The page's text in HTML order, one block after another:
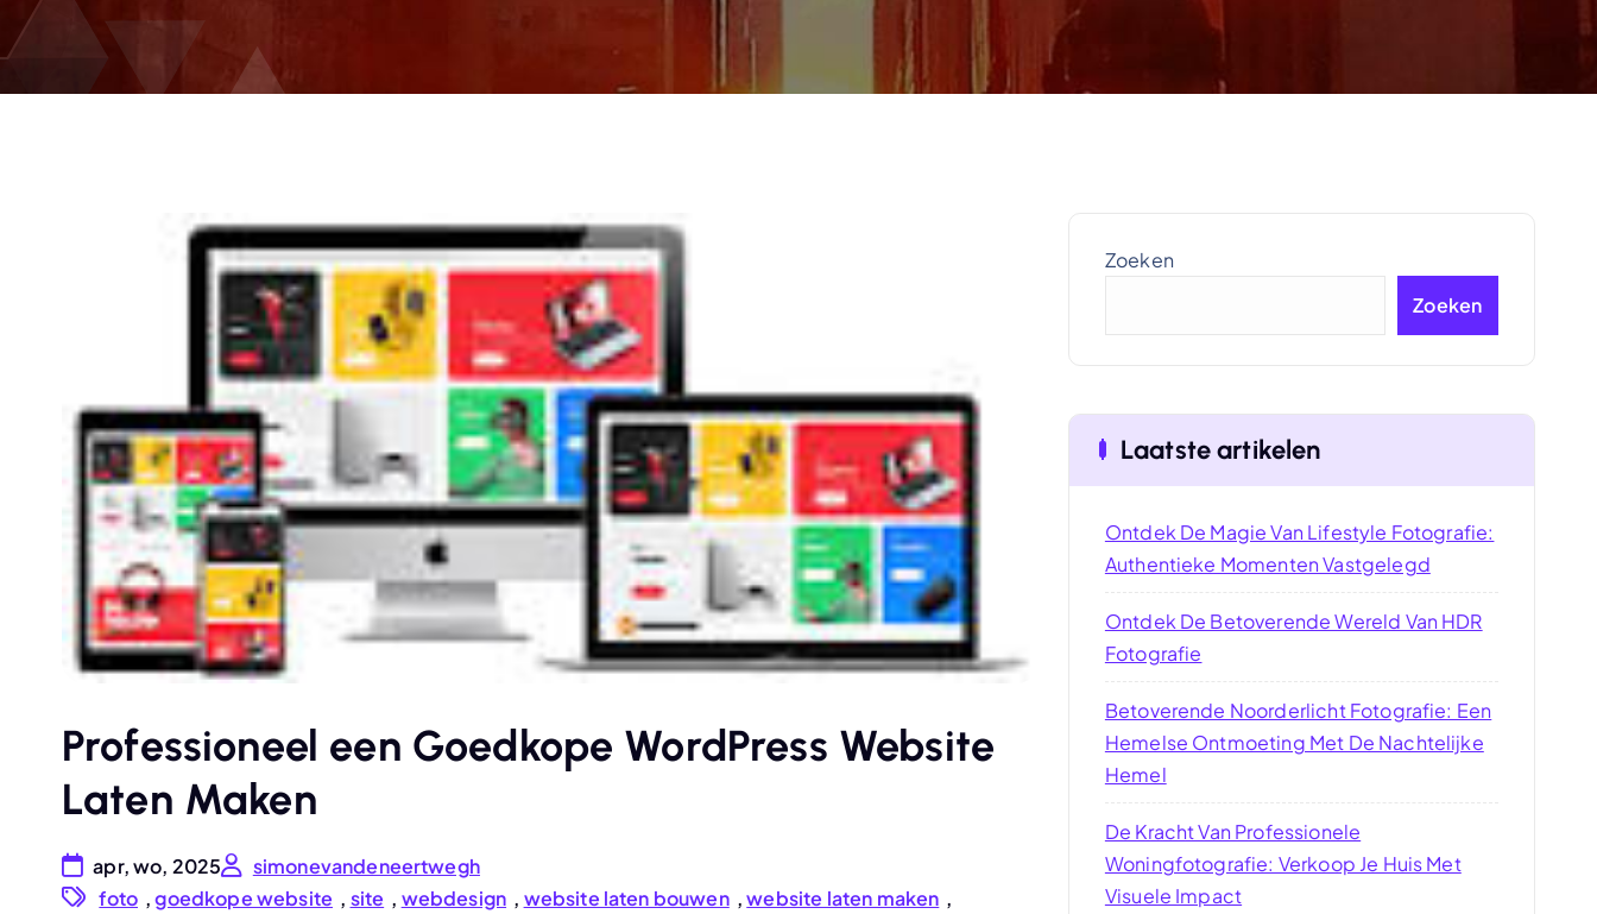
Professioneel een Goedkope WordPress Website
Laten Maken
apr, wo, 2025
simonevandeneertwegh
foto ,goedkope website , site , webdesign , website laten bouwen ,website laten maken ,
Zoeken
Zoeken
Laatste artikelen
Ontdek De Magie Van Lifestyle Fotografie:
Authentieke Momenten Vastgelegd
Ontdek De Betoverende Wereld Van HDR
Fotografie
Betoverende Noorderlicht Fotografie: Een
Hemelse Ontmoeting Met De Nachtelijke
Hemel
De Kracht Van Professionele
Woningfotografie: Verkoop Je Huis Met
Visuele Impact